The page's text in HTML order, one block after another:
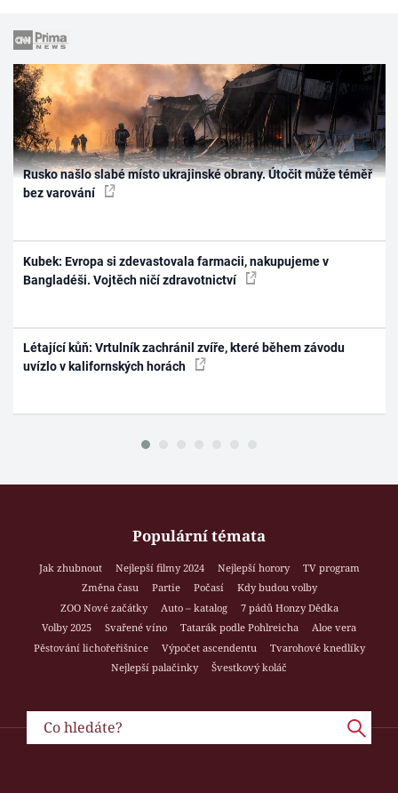
Rusko našlo slabé místo ukrajinské obrany. Útočit může téměř
bez varování
Kubek: Evropa si zdevastovala farmacii, nakupujeme v
Bangladéši. Vojtěch ničí zdravotnictví
Létající kůň: Vrtulník zachránil zvíře, které během závodu
uvízlo v kalifornských horách
Populární témata
Jak zhubnout Nejlepší filmy 2024 Nejlepší horory
TV program
Změna času
Partie Počasí
Kdy budou volby
ZOO Nové začátky
Auto – katalog
7 pádů Honzy Dědka
Volby 2025
Svařené víno Tatarák podle Pohlreicha
Aloe vera
Pěstování lichořeřišnice
Výpočet ascendentu
Tvarohové knedlíky
Nejlepší palačinky
Švestkový koláč